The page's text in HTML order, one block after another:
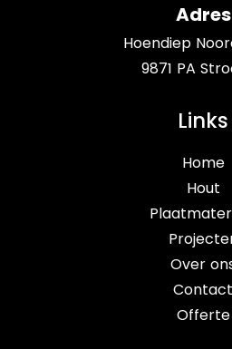
Adres
Hoendiep
9871 PA
Links
Home
Hout
Over
Contact
Offerte